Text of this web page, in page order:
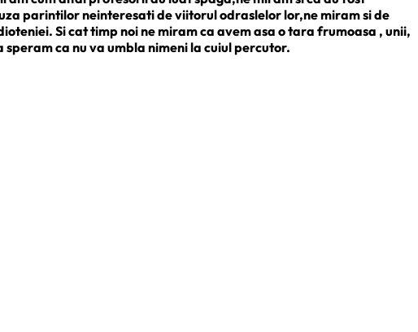
parintilor neinteresati de viitorul odraslelor lor,ne miram si de
Si cat timp noi ne miram ca avem asa o tara frumoasa , unii,
ca nu va umbla nimeni la cuiul percutor.